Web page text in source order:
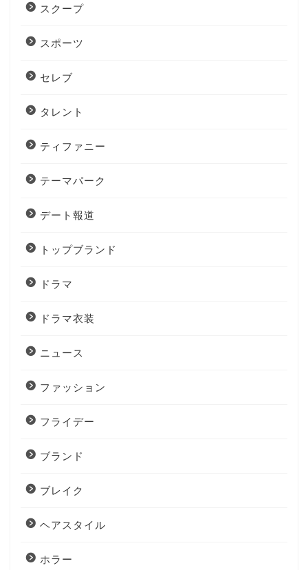
スクープ
スポーツ
セレブ
タレント
ティファニー
テーマパーク
デート報道
トップブランド
ドラマ
ドラマ衣装
ニュース
ファッション
フライデー
ブランド
ブレイク
ヘアスタイル
ホラー